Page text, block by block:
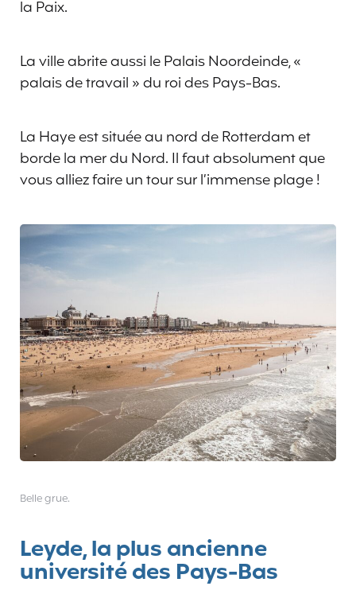
la Paix.
La ville abrite aussi le Palais Noordeinde, «
palais de travail » du roi des Pays-Bas.
La Haye est située au nord de Rotterdam et
borde la mer du Nord. Il faut absolument que
vous alliez faire un tour sur l’immense plage !
Belle grue.
Leyde, la plus ancienne
université des Pays-Bas